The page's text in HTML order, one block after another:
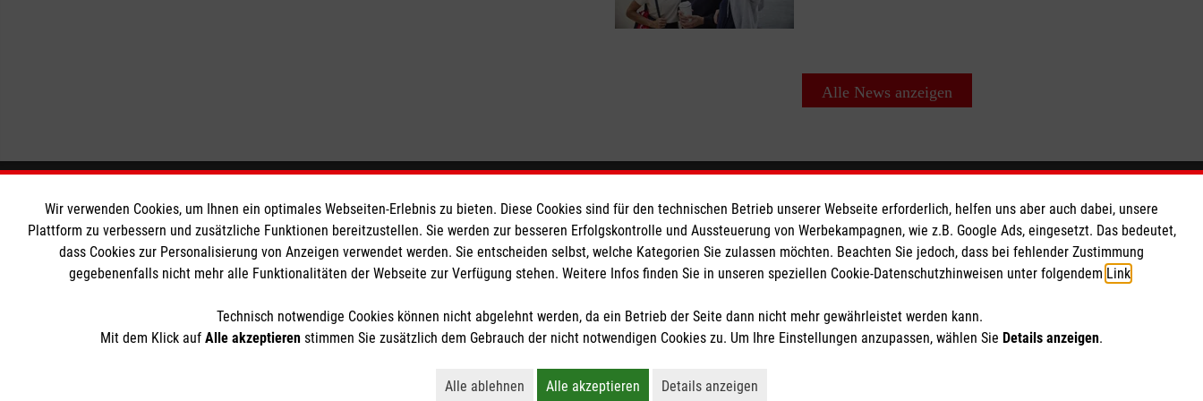
Alle News anzeigen
Informationen
Impressum
Datenschutz
Die Malteser
Malteser in Deutschland
Malteserorden
Spendenkonto
Empfänger: Malteser Hilfsdienst e.V.
Pax-Bank für Kirche und Caritas eG
BIC: GENODED1PAX
So finden Sie uns
Veronastraße 14
55411 Bingen am Rhein
Email:info@malteser-bingen.de
Wir verwenden Cookies, um Ihnen ein optimales Webseiten-Erlebnis zu bieten. Diese Cookies sind für den technischen Betrieb unserer Webseite erforderlich, helfen uns aber auch dabei, unsere
Plattform zu verbessern und zusätzliche Funktionen bereitzustellen. Sie werden zur besseren Erfolgskontrolle und Aussteuerung von Werbekampagnen, wie z.B. Google Ads, eingesetzt. Das bedeutet,
dass Cookies zur Personalisierung von Anzeigen verwendet werden. Sie entscheiden selbst, welche Kategorien Sie zulassen möchten. Beachten Sie jedoch, dass bei fehlender Zustimmung
gegebenenfalls nicht mehr alle Funktionalitäten der Webseite zur Verfügung stehen. Weitere Infos finden Sie in unseren speziellen Cookie-Datenschutzhinweisen unter folgendem Link
Technisch notwendige Cookies können nicht abgelehnt werden, da ein Betrieb der Seite dann nicht mehr gewährleistet werden kann.
Mit dem Klick auf Alle akzeptieren stimmen Sie zusätzlich dem Gebrauch der nicht notwendigen Cookies zu. Um Ihre Einstellungen anzupassen, wählen Sie Details anzeigen.
Alle ablehnen
Alle akzeptieren
Details anzeigen